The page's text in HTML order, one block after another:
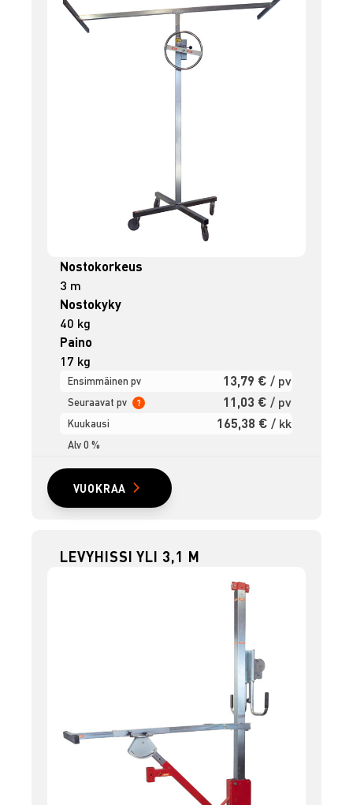
Nostokorkeus
3 m
Nostokyky
40 kg
Paino
17 kg
Ensimmäinen pv 13,79 € / pv
Seuraavat pv ? 11,03 € / pv
Kuukausi 165,38 € / kk
Alv 0 %
VUOKRAA
LEVYHISSI YLI 3,1 M